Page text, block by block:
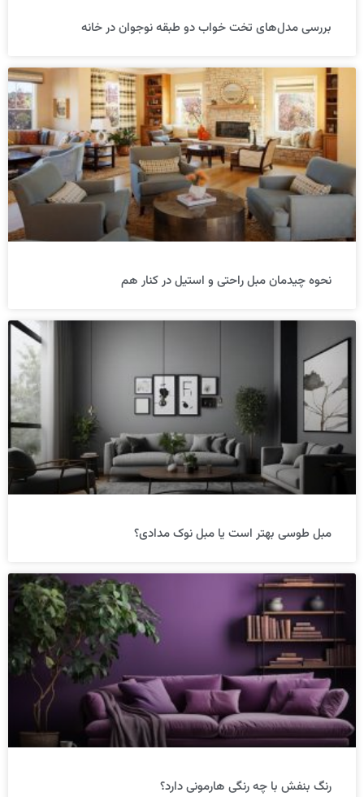
بررسی مدل‌های تخت خواب دو طبقه نوجوان در خانه
نحوه چیدمان مبل راحتی و استیل در کنار هم
مبل طوسی بهتر است یا مبل نوک مدادی؟
رنگ بنفش با چه رنگی هارمونی دارد؟